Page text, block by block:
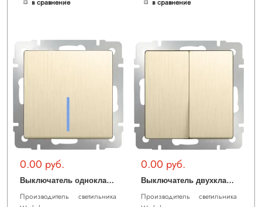
в сравнение в сравнение
0.00 руб.
В
ыключатель одноклавишный с подсветкой (шампань рифленый) WL10-SW-1G-LED
Производитель светильника
0.00 руб.
В
ыключатель двухклавишный (шампань рифленый) WL10-SW-2G
Производитель светильника